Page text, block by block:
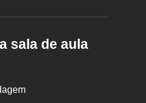
sala de aula